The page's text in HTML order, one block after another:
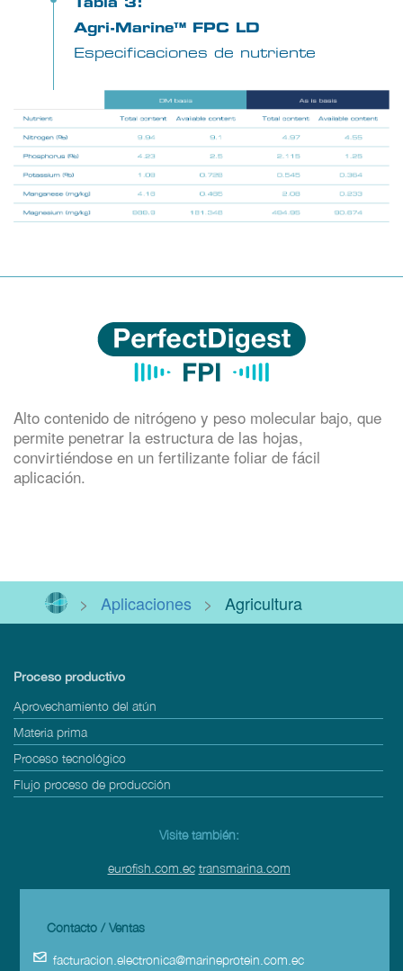
Tabla 3:
Agri-Marine™ FPC LD
Especificaciones de nutriente
Alto contenido de nitrógeno y peso molecular bajo, que
permite penetrar la estructura de las hojas,
convirtiéndose en un fertilizante foliar de fácil
aplicación.
> Aplicaciones > Agricultura
Proceso productivo
Aprovechamiento del atún
Materia prima
Proceso tecnológico
Flujo proceso de producción
Visite también:
eurofish.com.ec transmarina.com
Contacto / Ventas
facturacion.electronica@marineprotein.com.ec